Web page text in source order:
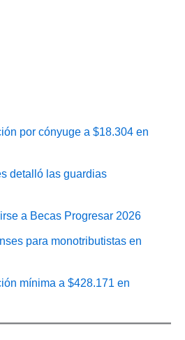
por cónyuge a $18.304 en
detalló las guardias
a Becas Progresar 2026
para monotributistas en
mínima a $428.171 en